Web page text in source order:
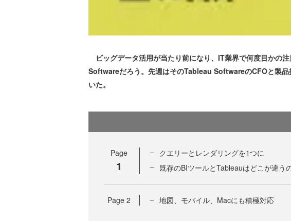
ビッグデータ活用が当たり前になり、IT業界で何度目か
Softwareだろう。先週はそのTableau SoftwareのCFOと製
いた。
Page
1
クエリーとレンダリングを1つに
既存のBIツールとTableauはどこが違う
Page 2 地図、モバイル、Macにも積極対応